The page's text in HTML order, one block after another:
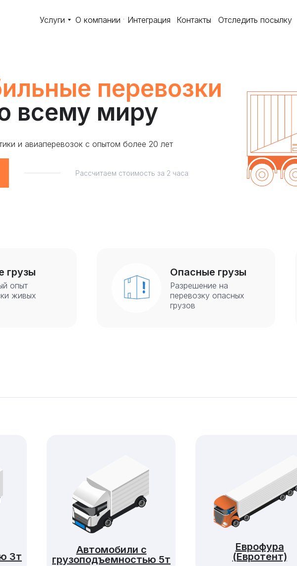
Услуги О компании Интеграция Контакты Отследить посылку
перевозки
всему миру
и авиаперевозок с опытом более 20 лет
Рассчитаем стоимость за 2 часа
Опасные грузы
Разрешение на
перевозку опасных
грузов
грузы
опыт
живых
Автомобили с
грузоподъемностью 5т
Еврофура
(Евротент)
3т